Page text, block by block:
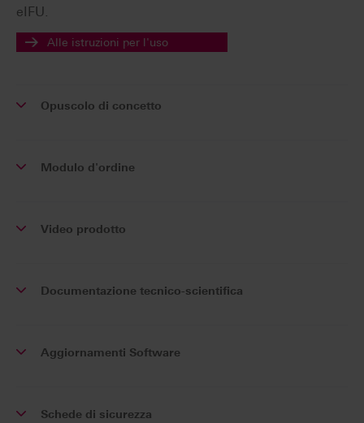
eIFU.
Alle istruzioni per l'uso
Opuscolo di concetto
Modulo d'ordine
Video prodotto
Documentazione tecnico-scientifica
Aggiornamenti Software
Schede di sicurezza